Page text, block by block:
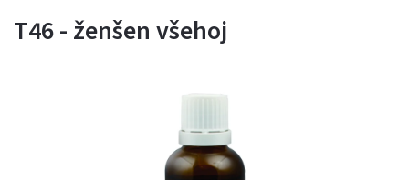
T46 - ženšen všehoj